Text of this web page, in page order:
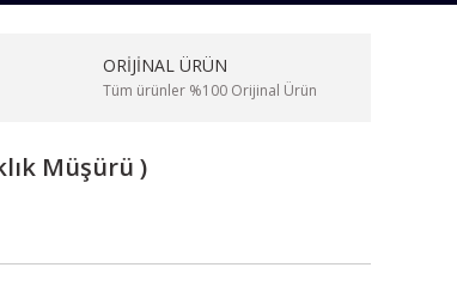
ORİJİNAL ÜRÜN
Tüm ürünler %100 Orijinal Ürün
Müşürü )